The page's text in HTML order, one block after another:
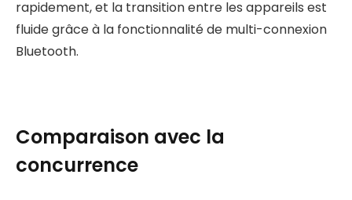
rapidement, et la transition entre les appareils est
fluide grâce à la fonctionnalité de multi-connexion
Bluetooth.
Comparaison avec la
concurrence